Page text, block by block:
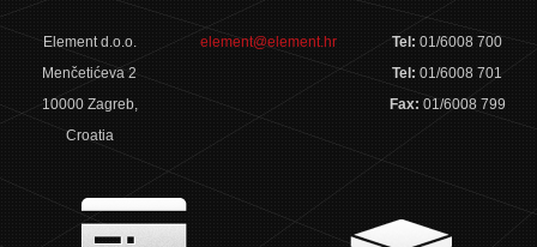
Element d.o.o.
Menčetićeva 2
10000 Zagreb,
Croatia
element@element.hr Tel:01/6008 700
Tel:01/6008 701
Fax: 01/6008 799